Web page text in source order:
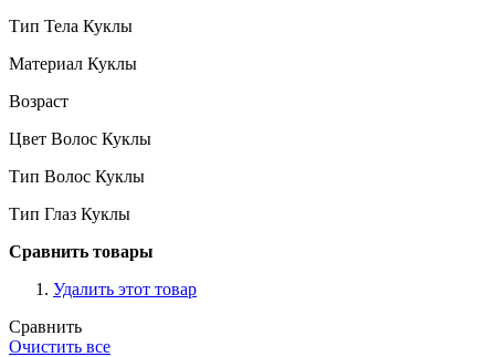
Тип Тела Куклы
Материал Куклы
Возраст
Цвет Волос Куклы
Тип Волос Куклы
Тип Глаз Куклы
Сравнить товары
Удалить этот товар
Сравнить
Очистить все